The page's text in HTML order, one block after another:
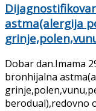
astma(alergija
Dobar dan.Imama
bronhijalna
berodual),redovno